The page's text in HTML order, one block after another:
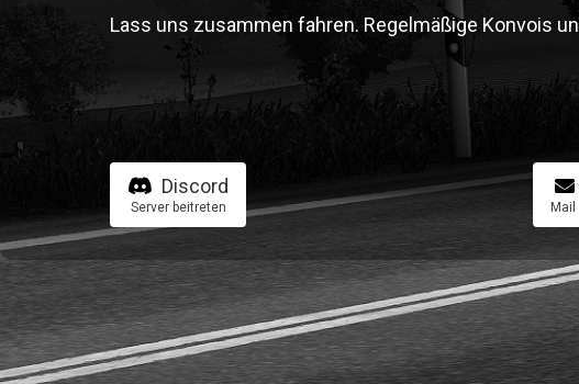
Lass uns zusammen fahren. Regelmäßige Konvois
Discord
Server beitreten Mail